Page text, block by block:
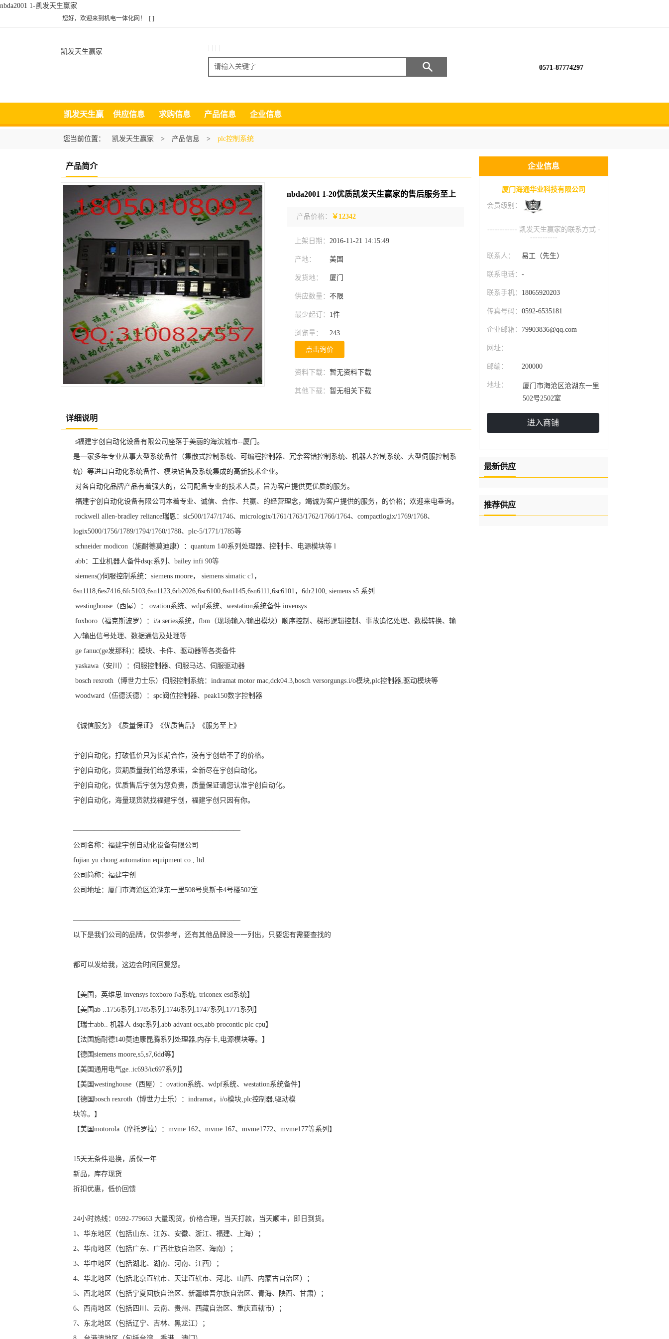
nbda2001 1-凯发天生赢家
您好，欢迎来到机电一体化网！ [ ]
凯发天生赢家
搜索 0571-87774297
凯发天生赢
家
供应信息 求购信息 产品信息 企业信息
您当前位置： 凯发天生赢家 > 产品信息 > plc控制系统
产品简介
nbda2001 1-20优质凯发天生赢家的售后服务至上
产品价格： ￥12342
上架日期： 2016-11-21 14:15:49
产地： 美国
发货地： 厦门
供应数量： 不限
最少起订： 1件
浏览量： 243
点击询价
资料下载： 暂无资料下载
其他下载： 暂无相关下载
详细说明
s福建宇创自动化设备有限公司座落于美丽的海滨城市--厦门。
是一家多年专业从事大型系统备件（集散式控制系统、可编程控制器、冗余容错控制系统、机器人控制系统、大型伺服控制系
统）等进口自动化系统备件、模块销售及系统集成的高新技术企业。
对各自动化品牌产品有着强大的，公司配备专业的技术人员，旨为客户提供更优质的服务。
福建宇创自动化设备有限公司本着专业、诚信、合作、共赢、的经营理念，竭诚为客户提供的服务，的价格；欢迎来电垂询。
rockwell allen-bradley reliance瑞恩：slc500/1747/1746、micrologix/1761/1763/1762/1766/1764、compactlogix/1769/1768、
logix5000/1756/1789/1794/1760/1788、plc-5/1771/1785等
schneider modicon（施耐德莫迪康）：quantum 140系列处理器、控制卡、电源模块等 l
abb：工业机器人备件dsqc系列、bailey infi 90等
siemens()伺服控制系统：siemens moore， siemens simatic c1，
6sn1118,6es7416,6fc5103,6sn1123,6rb2026,6sc6100,6sn1145,6sn6111,6sc6101，6dr2100, siemens s5 系列
westinghouse（西屋）： ovation系统、wdpf系统、westation系统备件 invensys
foxboro（福克斯波罗）：i/a series系统，fbm（现场输入/输出模块）顺序控制、梯形逻辑控制、事故追忆处理、数模转换、输
入/输出信号处理、数据通信及处理等
ge fanuc(ge发那科)：模块、卡件、驱动器等各类备件
yaskawa（安川）：伺服控制器、伺服马达、伺服驱动器
bosch rexroth（博世力士乐）伺服控制系统：indramat motor mac,dck04.3,bosch versorgungs.i/o模块,plc控制器,驱动模块等
woodward（伍德沃德）：spc阀位控制器、peak150数字控制器
《诚信服务》《质量保证》《优质售后》《服务至上》
宇创自动化，打破低价只为长期合作，没有宇创给不了的价格。
宇创自动化，货期质量我们给您承诺，全新尽在宇创自动化。
宇创自动化，优质售后宇创为您负责，质量保证请您认准宇创自动化。
宇创自动化，海量现货就找福建宇创，福建宇创只因有你。
————————————————————————
公司名称：福建宇创自动化设备有限公司
fujian yu chong automation equipment co., ltd.
公司简称：福建宇创
公司地址：厦门市海沧区沧湖东一里508号奥斯卡4号楼502室
————————————————————————
以下是我们公司的品牌，仅供参考，还有其他品牌没一一列出，只要您有需要查找的
都可以发给我，这边会时间回复您。
【美国，英维思 invensys foxboro i\a系统, triconex esd系统】
【美国ab ..1756系列,1785系列,1746系列,1747系列,1771系列】
【瑞士abb.. 机器人 dsqc系列,abb advant ocs,abb procontic plc cpu】
【法国施耐德140莫迪康昆腾系列处理器,内存卡,电源模块等。】
【德国siemens moore,s5,s7,6dd等】
【美国通用电气ge..ic693/ic697系列】
【美国westinghouse（西屋）：ovation系统、wdpf系统、westation系统备件】
【德国bosch rexroth（博世力士乐）：indramat，i/o模块,plc控制器,驱动模
块等。】
【美国motorola（摩托罗拉）：mvme 162、mvme 167、mvme1772、mvme177等系列】
15天无条件退换，质保一年
新品，库存现货
折扣优惠，低价回馈
24小时热线：0592-779663 大量现货，价格合理，当天打款，当天顺丰，即日到货。
1、华东地区（包括山东、江苏、安徽、浙江、福建、上海）；
2、华南地区（包括广东、广西壮族自治区、海南）；
3、华中地区（包括湖北、湖南、河南、江西）；
4、华北地区（包括北京直辖市、天津直辖市、河北、山西、内蒙古自治区）；
5、西北地区（包括宁夏回族自治区、新疆维吾尔族自治区、青海、陕西、甘肃）；
6、西南地区（包括四川、云南、贵州、西藏自治区、重庆直辖市）；
7、东北地区（包括辽宁、吉林、黑龙江）；
企业信息
厦门海通华业科技有限公司
会员级别：
------------ 凯发天生赢家的联系方式 -
-----------
联系人： 易工（先生）
联系电话： -
联系手机： 18065920203
传真号码： 0592-6535181
企业邮箱： 79903836@qq.com
网址：
邮编： 200000
地址：
厦门市海沧区沧湖东一里
502号2502室
进入商铺
最新供应
推荐供应